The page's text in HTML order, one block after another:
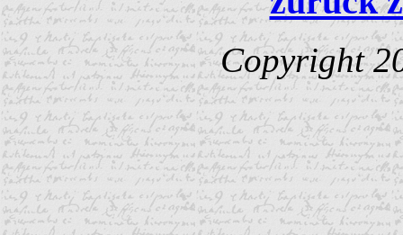
Copyright